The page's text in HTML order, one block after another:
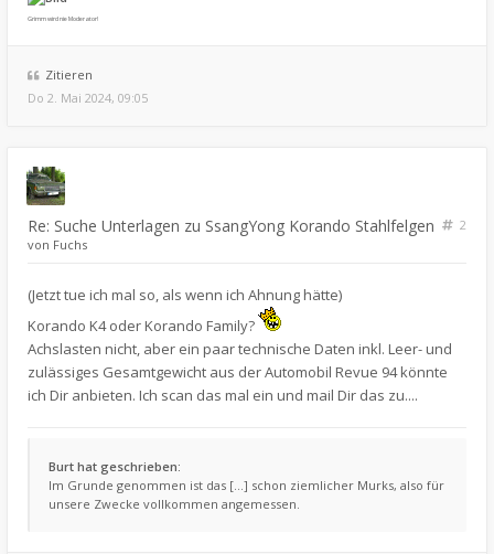
Grimm wird nie Moderator!
Zitieren
Do 2. Mai 2024, 09:05
Re: Suche Unterlagen zu SsangYong Korando Stahlfelgen
2
von Fuchs
(Jetzt tue ich mal so, als wenn ich Ahnung hätte)
Korando K4 oder Korando Family?
Achslasten nicht, aber ein paar technische Daten inkl. Leer- und
zulässiges Gesamtgewicht aus der Automobil Revue 94 könnte
ich Dir anbieten. Ich scan das mal ein und mail Dir das zu....
Burt hat geschrieben:
Im Grunde genommen ist das [...] schon ziemlicher Murks, also für
unsere Zwecke vollkommen angemessen.